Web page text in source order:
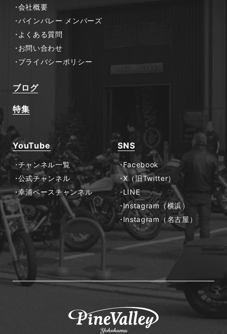
会社概要
パインバレー メンバーズ
よくある質問
お問い合わせ
プライバシーポリシー
ブログ
特集
YouTube
チャンネル一覧
公式チャンネル
幸浦ベースチャンネル
SNS
Facebook
X（旧Twitter）
LINE
Instagram（横浜）
Instagram（名古屋）